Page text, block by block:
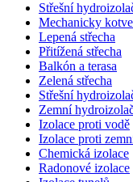
Střešní
Mechanicky
Lepená střecha
Přitížená střecha
Balkón a terasa
Zelená střecha
Střešní
Zemní
Izolace proti vodě
Izolace proti
Chemická izolace
Radonové izolace